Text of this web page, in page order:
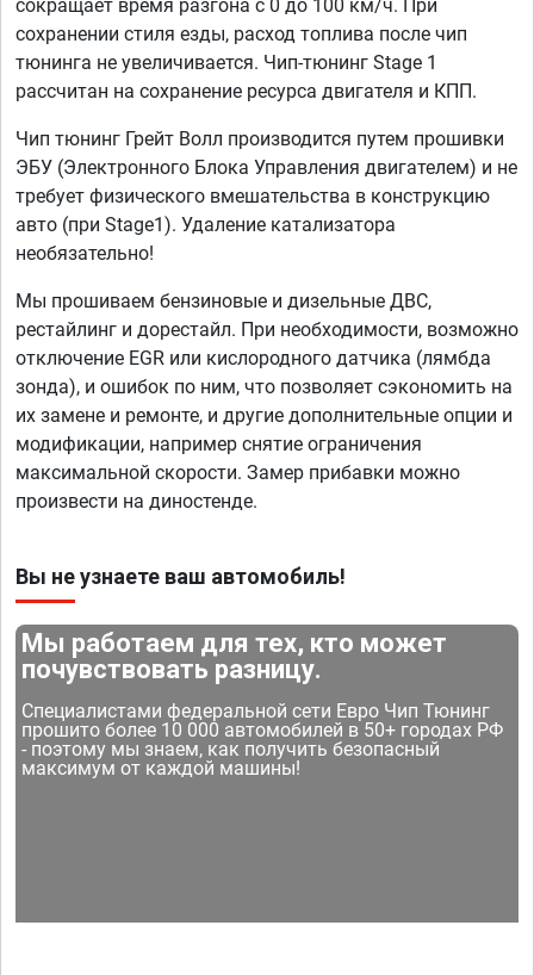
сокращает время разгона с 0 до 100 км/ч. При
сохранении стиля езды, расход топлива после чип
тюнинга не увеличивается. Чип-тюнинг Stage 1
рассчитан на сохранение ресурса двигателя и КПП.
Чип тюнинг Грейт Волл производится путем прошивки
ЭБУ (Электронного Блока Управления двигателем) и не
требует физического вмешательства в конструкцию
авто (при Stage1). Удаление катализатора
необязательно!
Мы прошиваем бензиновые и дизельные ДВС,
рестайлинг и дорестайл. При необходимости, возможно
отключение EGR или кислородного датчика (лямбда
зонда), и ошибок по ним, что позволяет сэкономить на
их замене и ремонте, и другие дополнительные опции и
модификации, например снятие ограничения
максимальной скорости. Замер прибавки можно
произвести на диностенде.
Вы не узнаете ваш автомобиль!
Мы работаем для тех, кто может
почувствовать разницу.
Специалистами федеральной сети Евро Чип Тюнинг
прошито более 10 000 автомобилей в 50+ городах РФ
- поэтому мы знаем, как получить безопасный
максимум от каждой машины!